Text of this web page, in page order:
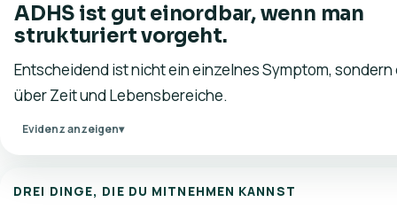
ADHS ist gut einordbar, wenn man
strukturiert vorgeht.
Entscheidend ist nicht ein einzelnes Symptom, sondern
über Zeit und Lebensbereiche.
Evidenz anzeigen
DREI DINGE, DIE DU MITNEHMEN KANNST